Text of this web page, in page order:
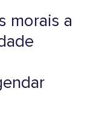
morais a